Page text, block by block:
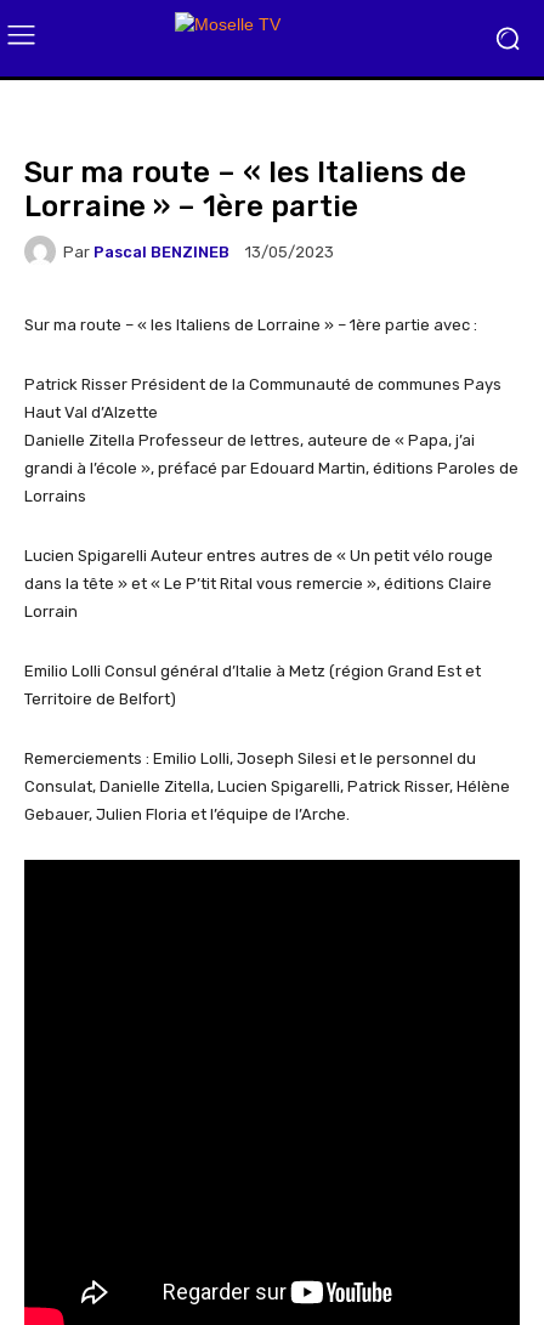
Sur ma route – « les Italiens de
Lorraine » – 1ère partie
Par Pascal BENZINEB 13/05/2023
Sur ma route – « les Italiens de Lorraine » – 1ère partie avec :
Patrick Risser Président de la Communauté de communes Pays
Haut Val d’Alzette
Danielle Zitella Professeur de lettres, auteure de « Papa, j’ai
grandi à l’école », préfacé par Edouard Martin, éditions Paroles de
Lorrains
Lucien Spigarelli Auteur entres autres de « Un petit vélo rouge
dans la tête » et « Le P’tit Rital vous remercie », éditions Claire
Lorrain
Emilio Lolli Consul général d’Italie à Metz (région Grand Est et
Territoire de Belfort)
Remerciements : Emilio Lolli, Joseph Silesi et le personnel du
Consulat, Danielle Zitella, Lucien Spigarelli, Patrick Risser, Hélène
Gebauer, Julien Floria et l’équipe de l’Arche.